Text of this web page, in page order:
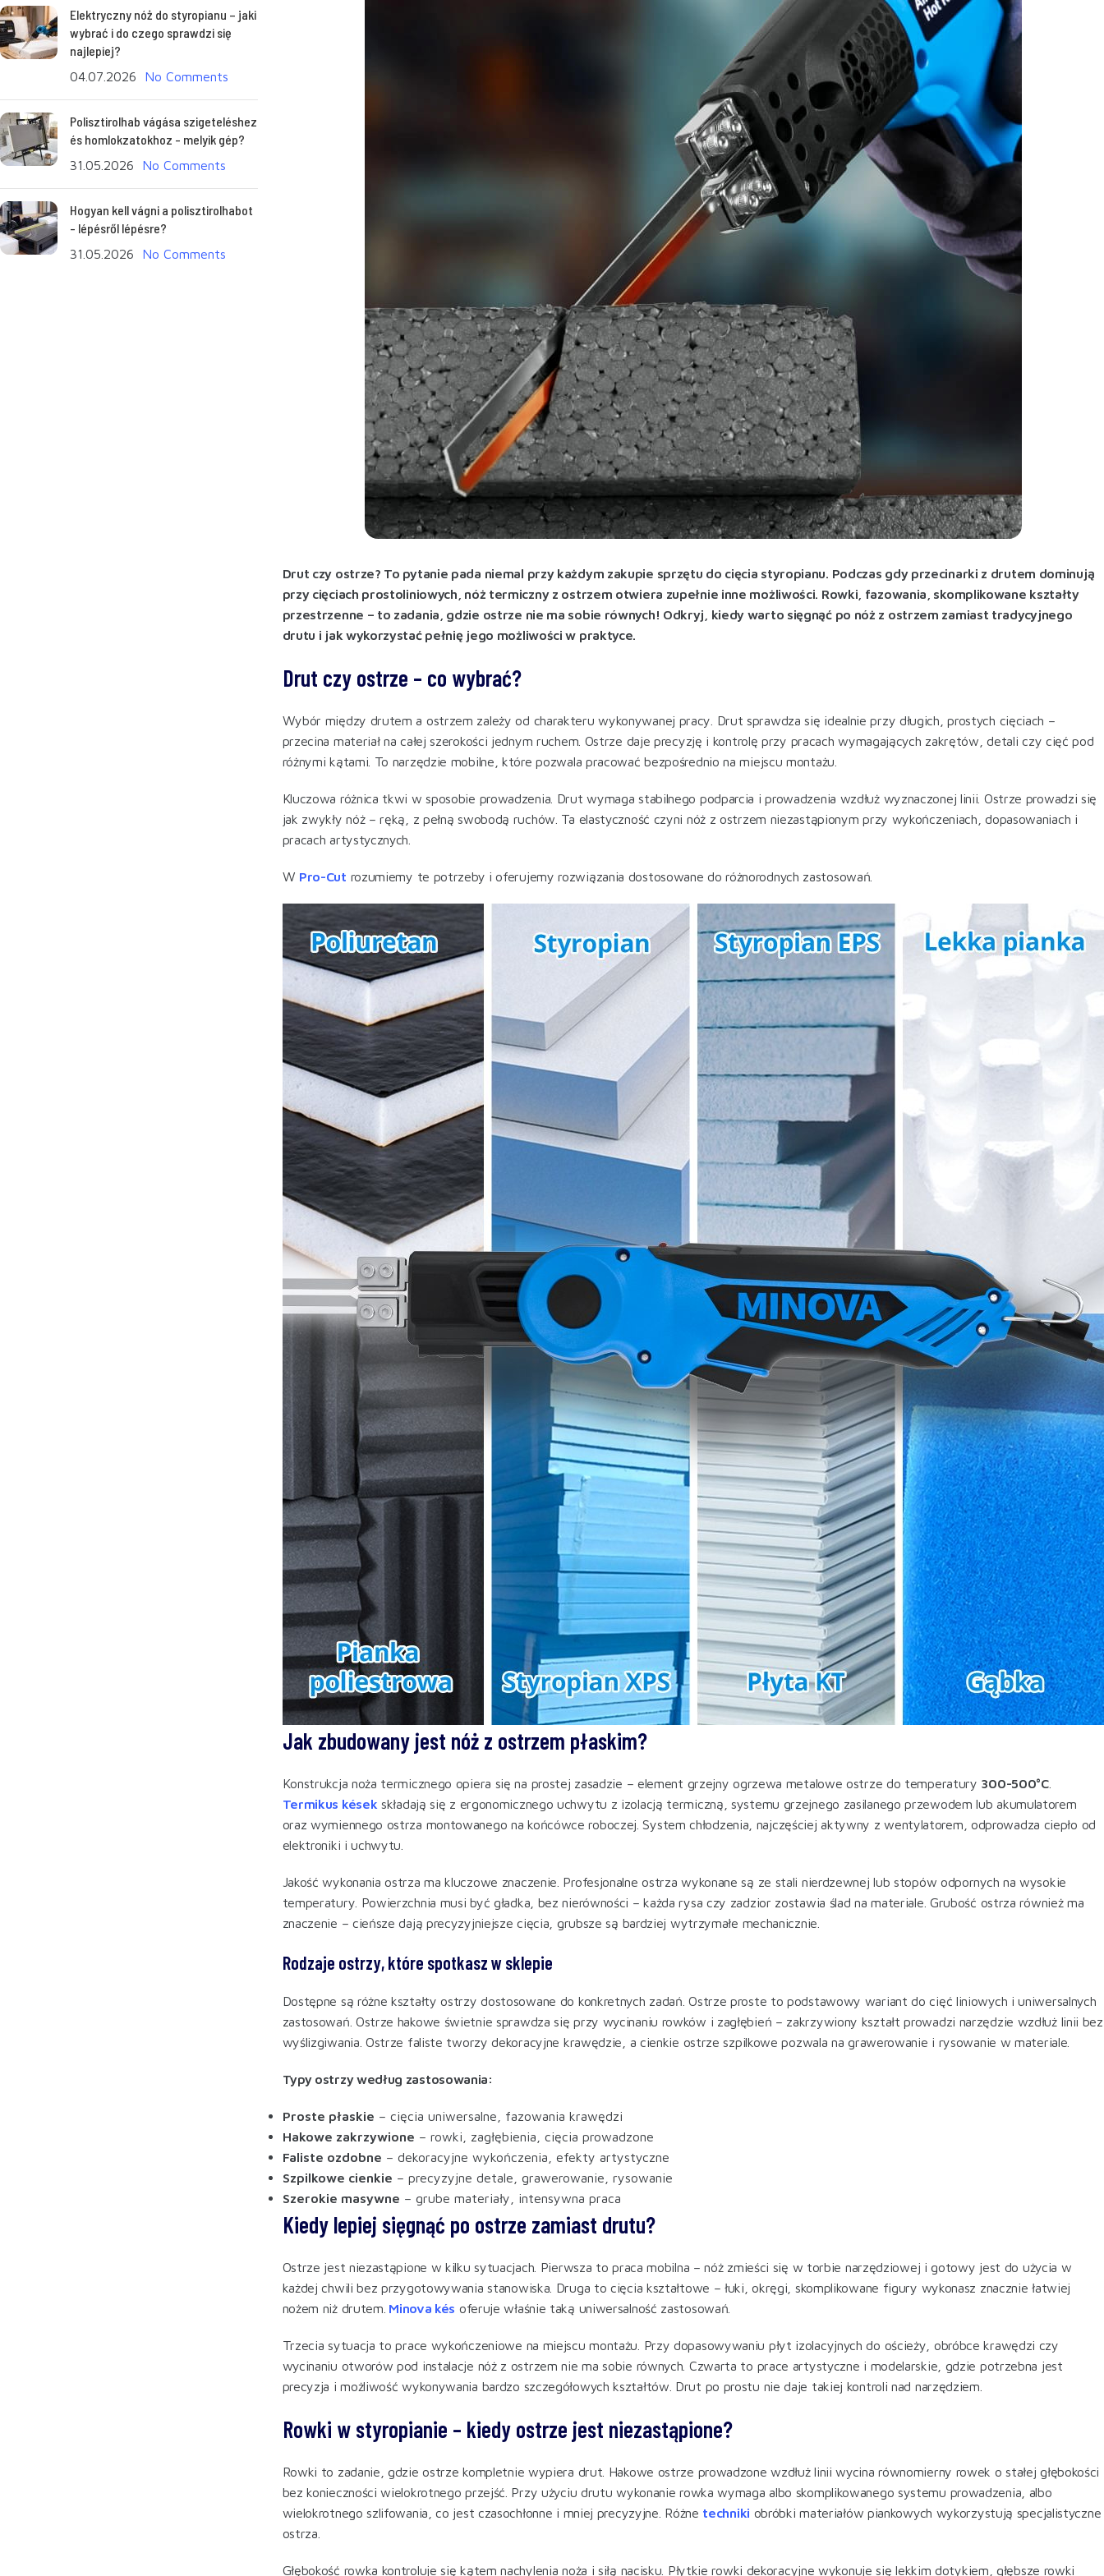
Elektryczny nóż do styropianu – jaki
wybrać i do czego sprawdzi się
najlepiej?
04.07.2026 No Comments
Polisztirolhab vágása szigeteléshez
és homlokzatokhoz - melyik gép?
31.05.2026 No Comments
Hogyan kell vágni a polisztirolhabot
- lépésről lépésre?
31.05.2026 No Comments
Drut czy ostrze? To pytanie pada niemal przy każdym zakupie sprzętu do cięcia styropianu. Podczas gdy przecinarki z drutem dominują
przy cięciach prostoliniowych, nóż termiczny z ostrzem otwiera zupełnie inne możliwości. Rowki, fazowania, skomplikowane kształty
przestrzenne – to zadania, gdzie ostrze nie ma sobie równych! Odkryj, kiedy warto sięgnąć po nóż z ostrzem zamiast tradycyjnego
drutu i jak wykorzystać pełnię jego możliwości w praktyce.
Drut czy ostrze – co wybrać?
Wybór między drutem a ostrzem zależy od charakteru wykonywanej pracy. Drut sprawdza się idealnie przy długich, prostych cięciach –
przecina materiał na całej szerokości jednym ruchem. Ostrze daje precyzję i kontrolę przy pracach wymagających zakrętów, detali czy cięć pod
różnymi kątami. To narzędzie mobilne, które pozwala pracować bezpośrednio na miejscu montażu.
Kluczowa różnica tkwi w sposobie prowadzenia. Drut wymaga stabilnego podparcia i prowadzenia wzdłuż wyznaczonej linii. Ostrze prowadzi się
jak zwykły nóż – ręką, z pełną swobodą ruchów. Ta elastyczność czyni nóż z ostrzem niezastąpionym przy wykończeniach, dopasowaniach i
pracach artystycznych.
W Pro-Cut rozumiemy te potrzeby i oferujemy rozwiązania dostosowane do różnorodnych zastosowań.
Jak zbudowany jest nóż z ostrzem płaskim?
Konstrukcja noża termicznego opiera się na prostej zasadzie – element grzejny ogrzewa metalowe ostrze do temperatury 300-500°C.
Termikus kések składają się z ergonomicznego uchwytu z izolacją termiczną, systemu grzejnego zasilanego przewodem lub akumulatorem
oraz wymiennego ostrza montowanego na końcówce roboczej. System chłodzenia, najczęściej aktywny z wentylatorem, odprowadza ciepło od
elektroniki i uchwytu.
Jakość wykonania ostrza ma kluczowe znaczenie. Profesjonalne ostrza wykonane są ze stali nierdzewnej lub stopów odpornych na wysokie
temperatury. Powierzchnia musi być gładka, bez nierówności – każda rysa czy zadzior zostawia ślad na materiale. Grubość ostrza również ma
znaczenie – cieńsze dają precyzyjniejsze cięcia, grubsze są bardziej wytrzymałe mechanicznie.
Rodzaje ostrzy, które spotkasz w sklepie
Dostępne są różne kształty ostrzy dostosowane do konkretnych zadań. Ostrze proste to podstawowy wariant do cięć liniowych i uniwersalnych
zastosowań. Ostrze hakowe świetnie sprawdza się przy wycinaniu rowków i zagłębień – zakrzywiony kształt prowadzi narzędzie wzdłuż linii bez
wyślizgiwania. Ostrze faliste tworzy dekoracyjne krawędzie, a cienkie ostrze szpilkowe pozwala na grawerowanie i rysowanie w materiale.
Typy ostrzy według zastosowania:
Proste płaskie – cięcia uniwersalne, fazowania krawędzi
Hakowe zakrzywione – rowki, zagłębienia, cięcia prowadzone
Faliste ozdobne – dekoracyjne wykończenia, efekty artystyczne
Szpilkowe cienkie – precyzyjne detale, grawerowanie, rysowanie
Szerokie masywne – grube materiały, intensywna praca
Kiedy lepiej sięgnąć po ostrze zamiast drutu?
Ostrze jest niezastąpione w kilku sytuacjach. Pierwsza to praca mobilna – nóż zmieści się w torbie narzędziowej i gotowy jest do użycia w
każdej chwili bez przygotowywania stanowiska. Druga to cięcia kształtowe – łuki, okręgi, skomplikowane figury wykonasz znacznie łatwiej
nożem niż drutem. Minova kés oferuje właśnie taką uniwersalność zastosowań.
Trzecia sytuacja to prace wykończeniowe na miejscu montażu. Przy dopasowywaniu płyt izolacyjnych do ościeży, obróbce krawędzi czy
wycinaniu otworów pod instalacje nóż z ostrzem nie ma sobie równych. Czwarta to prace artystyczne i modelarskie, gdzie potrzebna jest
precyzja i możliwość wykonywania bardzo szczegółowych kształtów. Drut po prostu nie daje takiej kontroli nad narzędziem.
Rowki w styropianie – kiedy ostrze jest niezastąpione?
Rowki to zadanie, gdzie ostrze kompletnie wypiera drut. Hakowe ostrze prowadzone wzdłuż linii wycina równomierny rowek o stałej głębokości
bez konieczności wielokrotnego przejść. Przy użyciu drutu wykonanie rowka wymaga albo skomplikowanego systemu prowadzenia, albo
wielokrotnego szlifowania, co jest czasochłonne i mniej precyzyjne. Różne techniki obróbki materiałów piankowych wykorzystują specjalistyczne
ostrza.
Głębokość rowka kontroluje się kątem nachylenia noża i siłą nacisku. Płytkie rowki dekoracyjne wykonuje się lekkim dotykiem, głębsze rowki